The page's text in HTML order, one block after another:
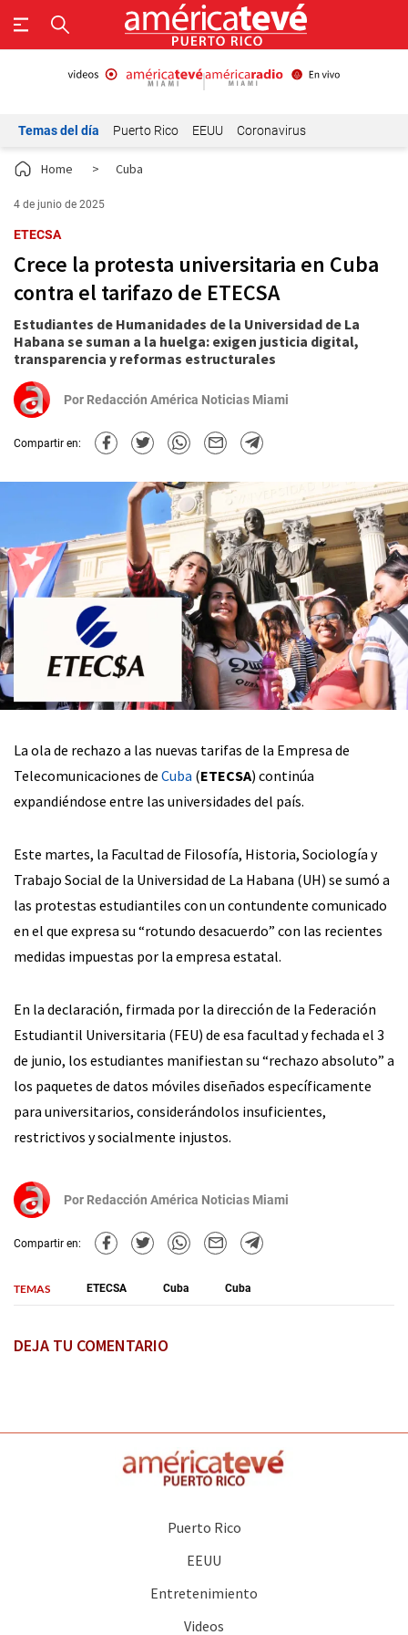
Temas del día Puerto Rico EEUU Coronavirus
Home > Cuba
4 de junio de 2025
ETECSA
Crece la protesta universitaria en Cuba
contra el tarifazo de ETECSA
Estudiantes de Humanidades de la Universidad de La
Habana se suman a la huelga: exigen justicia digital,
transparencia y reformas estructurales
Por Redacción América Noticias Miami
Compartir en:
La ola de rechazo a las nuevas tarifas de la Empresa de
Telecomunicaciones de Cuba (ETECSA) continúa
expandiéndose entre las universidades del país.
Este martes, la Facultad de Filosofía, Historia, Sociología y
Trabajo Social de la Universidad de La Habana (UH) se sumó a
las protestas estudiantiles con un contundente comunicado
en el que expresa su “rotundo desacuerdo” con las recientes
medidas impuestas por la empresa estatal.
En la declaración, firmada por la dirección de la Federación
Estudiantil Universitaria (FEU) de esa facultad y fechada el 3
de junio, los estudiantes manifiestan su “rechazo absoluto” a
los paquetes de datos móviles diseñados específicamente
para universitarios, considerándolos insuficientes,
restrictivos y socialmente injustos.
Por Redacción América Noticias Miami
Compartir en:
TEMAS ETECSA Cuba Cuba
DEJA TU COMENTARIO
Puerto Rico
EEUU
Entretenimiento
Videos